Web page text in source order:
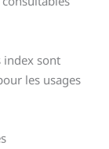
index sont
les usages